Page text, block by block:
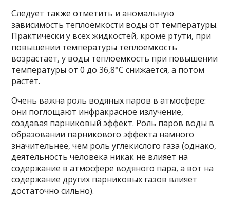
Следует также отметить и аномальную
зависимость теплоемкости воды от температуры.
Практически у всех жидкостей, кроме ртути, при
повышении температуры теплоемкость
возрастает, у воды теплоемкость при повышении
температуры от 0 до 36,8°C снижается, а потом
растет.
Очень важна роль водяных паров в атмосфере:
они поглощают инфракрасное излучение,
создавая парниковый эффект. Роль паров воды в
образовании парникового эффекта намного
значительнее, чем роль углекислого газа (однако,
деятельность человека никак не влияет на
содержание в атмосфере водяного пара, а вот на
содержание других парниковых газов влияет
достаточно сильно).